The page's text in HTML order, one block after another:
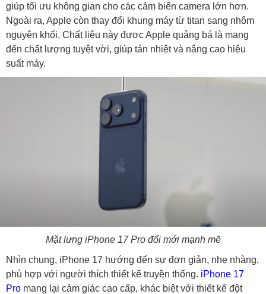
giúp tối ưu không gian cho các cảm biến camera lớn hơn.
Ngoài ra, Apple còn thay đổi khung máy từ titan sang nhôm
nguyên khối. Chất liệu này được Apple quảng bá là mang
đến chất lượng tuyệt vời, giúp tản nhiệt và nâng cao hiệu
suất máy.
Mặt lưng iPhone 17 Pro đổi mới mạnh mẽ
Nhìn chung, iPhone 17 hướng đến sự đơn giản, nhẹ nhàng,
phù hợp với người thích thiết kế truyền thống. iPhone 17
Pro mang lại cảm giác cao cấp, khác biệt với thiết kế đột